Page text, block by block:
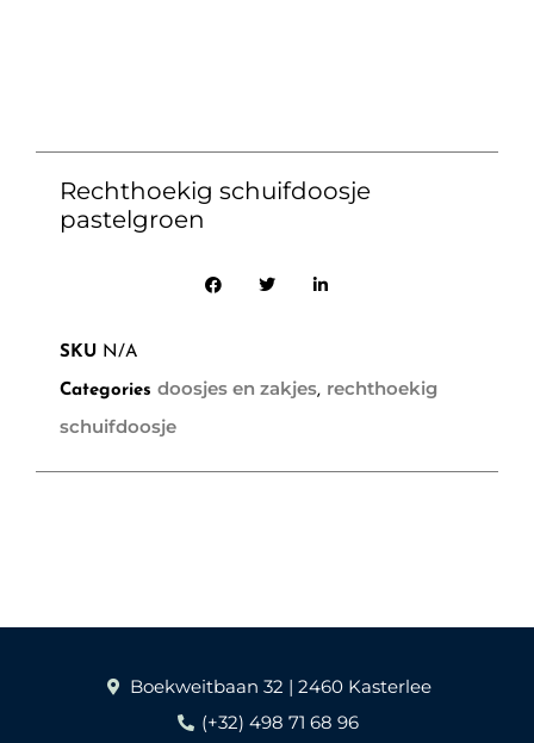
Rechthoekig schuifdoosje
pastelgroen
SKU N/A
Categories doosjes en zakjes, rechthoekig
schuifdoosje
Boekweitbaan 32 | 2460 Kasterlee
(+32) 498 71 68 96